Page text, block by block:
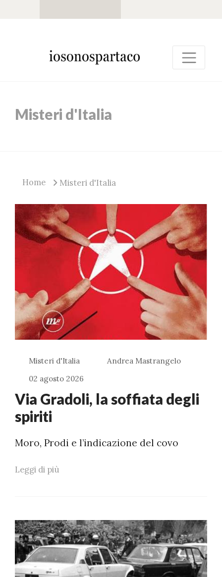
Misteri d'Italia
Home Misteri d'Italia
Misteri d'Italia
Andrea Mastrangelo
02 agosto 2026
Via Gradoli, la soffiata degli
spiriti
Moro, Prodi e l’indicazione del covo
Leggi di più